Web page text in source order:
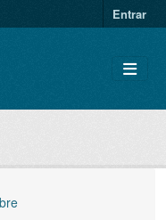
Entrar